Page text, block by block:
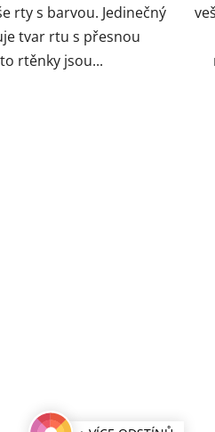
rty s barvou. Jedinečný
tvar rtu s přesnou
rtěnky jsou...